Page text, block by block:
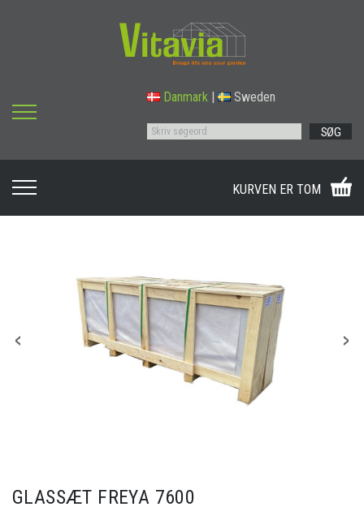
Danmark Sweden
SØG
KURVEN ER TOM
GLASSÆT FREYA 7600